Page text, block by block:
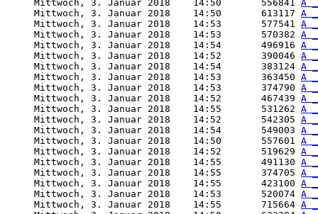
     Mittwoch, 3. Januar 2018    14:50       556841
A
     Mittwoch, 3. Januar 2018    14:50       613117
A
     Mittwoch, 3. Januar 2018    14:53       577541
A
     Mittwoch, 3. Januar 2018    14:53       570382
A
     Mittwoch, 3. Januar 2018    14:54       496916
A
     Mittwoch, 3. Januar 2018    14:52       390046
A
     Mittwoch, 3. Januar 2018    14:54       383124
A
     Mittwoch, 3. Januar 2018    14:53       363450
A
     Mittwoch, 3. Januar 2018    14:53       374790
A
     Mittwoch, 3. Januar 2018    14:52       467439
A
     Mittwoch, 3. Januar 2018    14:55       531262
A
     Mittwoch, 3. Januar 2018    14:52       542305
A
     Mittwoch, 3. Januar 2018    14:54       549003
A
     Mittwoch, 3. Januar 2018    14:50       557601
A
     Mittwoch, 3. Januar 2018    14:52       519629
A
     Mittwoch, 3. Januar 2018    14:55       491130
A
     Mittwoch, 3. Januar 2018    14:55       374705
A
     Mittwoch, 3. Januar 2018    14:55       423100
A
     Mittwoch, 3. Januar 2018    14:53       520074
A
     Mittwoch, 3. Januar 2018    14:55       715664
A